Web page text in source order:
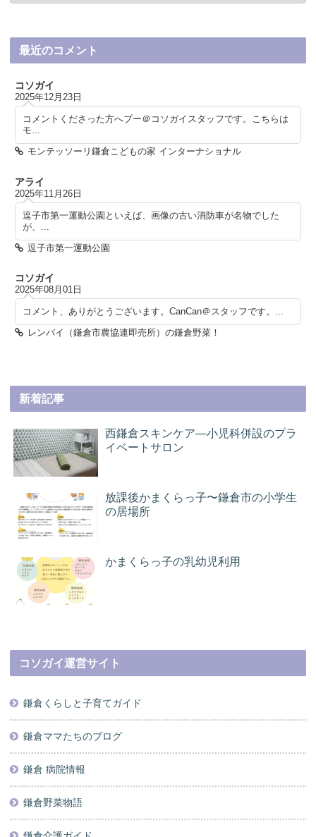
最近のコメント
コソガイ
2025年12月23日
コメントくださった方へプー＠コソガイスタッフです。こちらは
モ...
モンテッソーリ鎌倉こどもの家 インターナショナル
アライ
2025年11月26日
逗子市第一運動公園といえば、画像の古い消防車が名物でした
が、...
逗子市第一運動公園
コソガイ
2025年08月01日
コメント、ありがとうございます。CanCan＠スタッフです。...
レンバイ（鎌倉市農協連即売所）の鎌倉野菜！
新着記事
西鎌倉スキンケア―小児科併設のプラ
イベートサロン
放課後かまくらっ子〜鎌倉市の小学生
の居場所
かまくらっ子の乳幼児利用
コソガイ運営サイト
鎌倉くらしと子育てガイド
鎌倉ママたちのブログ
鎌倉 病院情報
鎌倉野菜物語